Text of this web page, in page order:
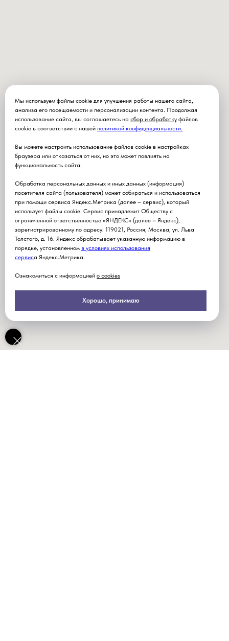
Мы используем файлы cookie для улучшения работы нашего сайта,
анализа его посещаемости и персонализации контента. Продолжая
использование сайта, вы соглашаетесь на сбор и обработку файлов
cookie в соответствии с нашей политикой конфиденциальности.
Вы можете настроить использование файлов cookie в настройках
браузера или отказаться от них, но это может повлиять на
функциональность сайта.
Обработка персональных данных и иных данных (информация)
посетителя сайта (пользователя) может собираться и использоваться
при помощи сервиса Яндекс.Метрика (далее – сервис), который
использует файлы cookie. Сервис принадлежит Обществу с
ограниченной ответственностью «ЯНДЕКС» (далее – Яндекс),
зарегистрированному по адресу: 119021, Россия, Москва, ул. Льва
Толстого, д. 16. Яндекс обрабатывает указанную информацию в
порядке, установленном в условиях использования
сервиса Яндекс.Метрика.
Ознакомиться с информацией о cookies
Хорошо, принимаю